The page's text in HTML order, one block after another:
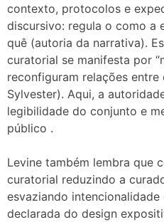
contexto, protocolos e
discursivo: regula o como a
quê (autoria da narrativa).
curatorial se manifesta por
reconfiguram relações
Sylvester). Aqui, a
legibilidade do conjunto e
público .
Levine também lembra que
curatorial reduzindo a
esvaziando
declarada do design